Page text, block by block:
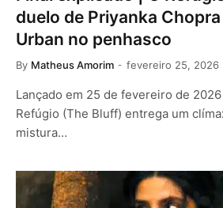
duelo de Priyanka
Urban no penhasco
By Matheus Amorim fevereiro 25, 2026
Lançado em 25 de fevereiro de
Refúgio (The Bluff) entrega um
mistura…